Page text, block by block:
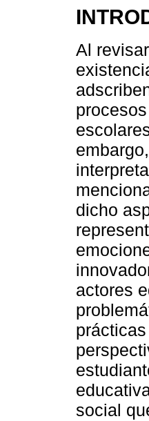
Al
dicho
actores
social